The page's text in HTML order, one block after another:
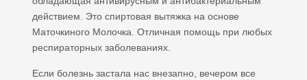
действием. Это спиртовая вытяжка на основе
Маточкиного Молочка. Отличная помощь при любых
респираторных заболеваниях.
Если болезнь застала нас внезапно, вечером все